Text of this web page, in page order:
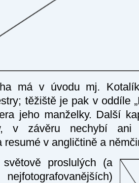
má v úvodu mj.
těžiště je pak v oddíle
jeho manželky. Další
v závěru nechybí ani
resumé v angličtině a
proslulých (a